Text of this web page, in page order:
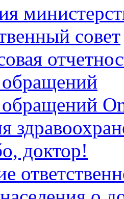
совет
доктор!